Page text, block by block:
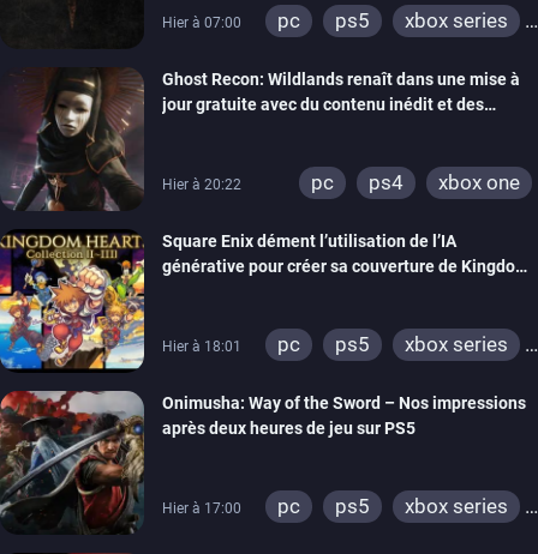
Hier à 07:00 pc ps5
xbox series
xbox one
nintendo 64
Ghost Recon: Wildlands renaît dans une mise à
jour gratuite avec du contenu inédit et des
Hier à 20:22 pc ps4 xbox one
Square Enix dément l’utilisation de l’IA
générative pour créer sa couverture de Kingdom
Hier à 18:01 pc ps5
xbox series
Onimusha: Way of the Sword – Nos impressions
après deux heures de jeu sur PS5
Hier à 17:00 pc ps5
xbox series